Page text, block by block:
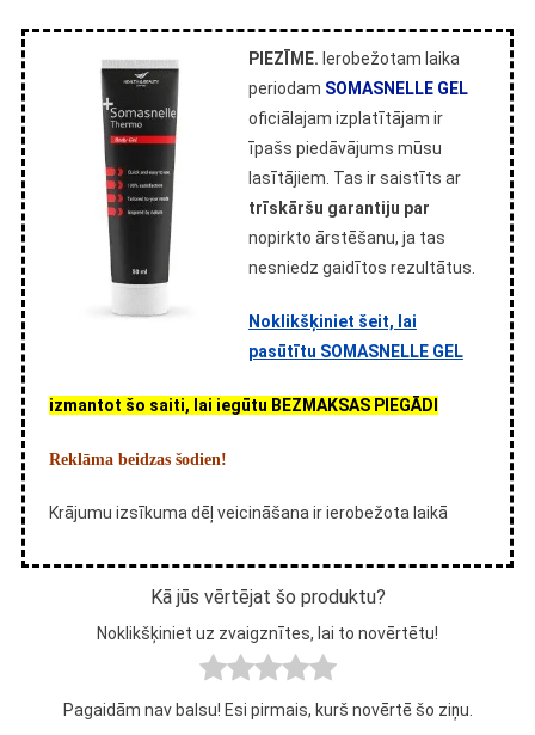
PIEZĪME. Ierobežotam laika
periodam SOMASNELLE GEL
oficiālajam izplatītājam ir
īpašs piedāvājums mūsu
lasītājiem. Tas ir saistīts ar
trīskāršu garantiju par
nopirkto ārstēšanu, ja tas
nesniedz gaidītos rezultātus.
Noklikšķiniet šeit, lai
pasūtītu SOMASNELLE GEL
izmantot šo saiti, lai iegūtu BEZMAKSAS PIEGĀDI
Reklāma beidzas šodien!
Krājumu izsīkuma dēļ veicināšana ir ierobežota laikā
Kā jūs vērtējat šo produktu?
Noklikšķiniet uz zvaigznītes, lai to novērtētu!
Pagaidām nav balsu! Esi pirmais, kurš novērtē šo ziņu.